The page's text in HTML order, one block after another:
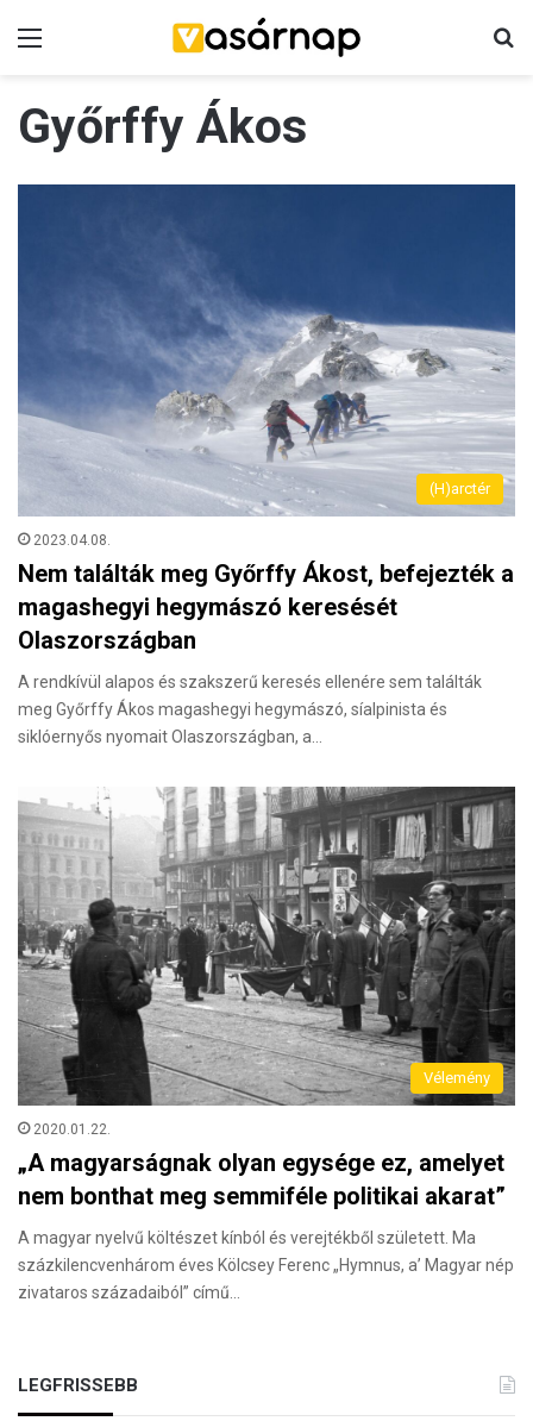
Győrffy Ákos
(H)arctér
2023.04.08.
Nem találták meg Győrffy Ákost, befejezték a
magashegyi hegymászó keresését
Olaszországban
A rendkívül alapos és szakszerű keresés ellenére sem találták
meg Győrffy Ákos magashegyi hegymászó, síalpinista és
siklóernyős nyomait Olaszországban, a…
Vélemény
2020.01.22.
„A magyarságnak olyan egysége ez, amelyet
nem bonthat meg semmiféle politikai akarat”
A magyar nyelvű költészet kínból és verejtékből született. Ma
százkilencvenhárom éves Kölcsey Ferenc „Hymnus, a’ Magyar nép
zivataros századaiból” című…
LEGFRISSEBB